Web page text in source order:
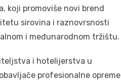
koji promoviše novi brend
sirovina i raznovrsnosti
i međunarodnom tržištu.
i hotelijerstva u
profesionalne opreme